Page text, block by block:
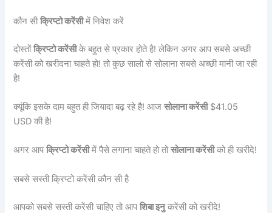
कौन सीक्रिप्टो करेंसीमें निवेश करें
दोस्तोंक्रिप्टो करेंसीके बहुत से प्रकार होते है! लेकिन अगर आप सबसे अच्छी
करेंसी को खरीदना चाहते हो! तो कुछ सालो से सोलाना सबसे अच्छी मानी जा रही
है!
क्यूंकि इसके दाम बहुत ही जियादा बढ़ रहे है! आजसोलाना करेंसी$41.05
USD की है!
अगर आपक्रिप्टो करेंसीमें पैसे लगाना चाहते हो तोसोलाना करेंसीको ही खरीदे!
सबसे सस्ती क्रिप्टो करेंसी कौन सी है
आपको सबसे सस्ती करेंसी चाहिए तो आपशिबा इनुकरेंसी को खरीदे!